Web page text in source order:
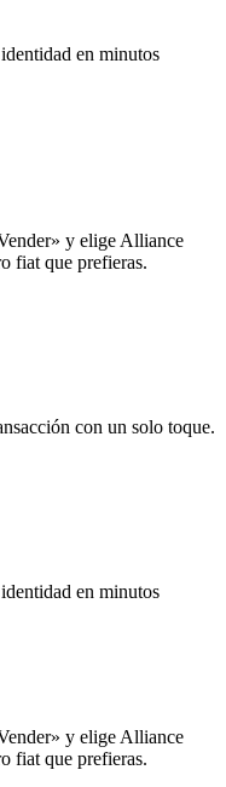
en minutos
y elige Alliance
fiat que prefieras.
con un solo toque.
en minutos
y elige Alliance
fiat que prefieras.